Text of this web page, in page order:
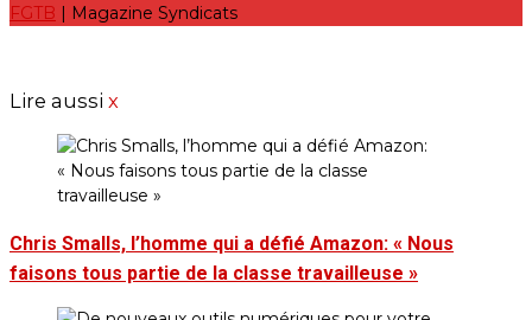
FGTB | Magazine Syndicats
Lire aussi x
Chris Smalls, l’homme qui a défié Amazon: « Nous
faisons tous partie de la classe travailleuse »